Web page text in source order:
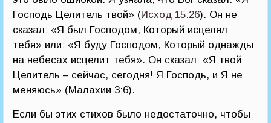
Господь Целитель твой» (Исход 15:26). Он не
сказал: «Я был Господом, Который исцелял
тебя» или: «Я буду Господом, Который однажды
на небесах исцелит тебя». Он сказал: «Я твой
Целитель – сейчас, сегодня! Я Господь, и Я не
меняюсь» (Малахии 3:6).
Если бы этих стихов было недостаточно, чтобы